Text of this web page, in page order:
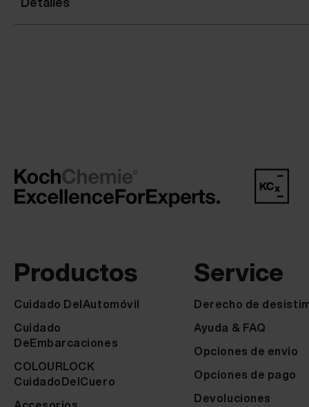
Productos
Cuidado DelAutomóvil
Cuidado
DeEmbarcaciones
COLOURLOCK
CuidadoDelCuero
Service
Derecho de
Ayuda & FAQ
Opciones de envio
Opciones de pago
Devoluciones